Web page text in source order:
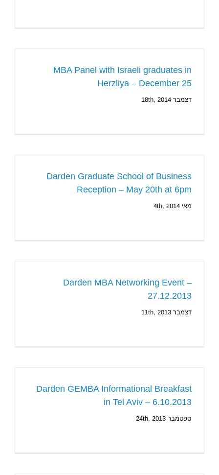
MBA Panel with Israeli graduates in
Herzliya – December 25
דצמבר 18th, 2014
Darden Graduate School of Business
Reception – May 20th at 6pm
מאי 4th, 2014
Darden MBA Networking Event –
27.12.2013
דצמבר 11th, 2013
Darden GEMBA Informational Breakfast
in Tel Aviv – 6.10.2013
ספטמבר 24th, 2013